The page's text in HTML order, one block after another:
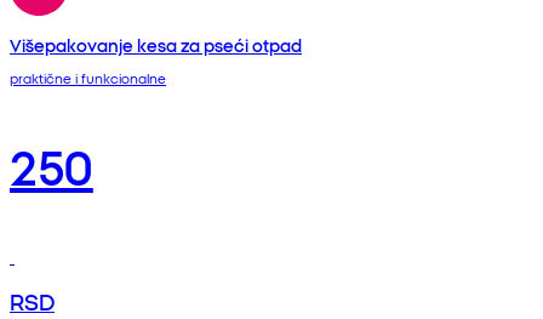
Višepakovanje kesa za pseći otpad
praktične i funkcionalne
250
RSD